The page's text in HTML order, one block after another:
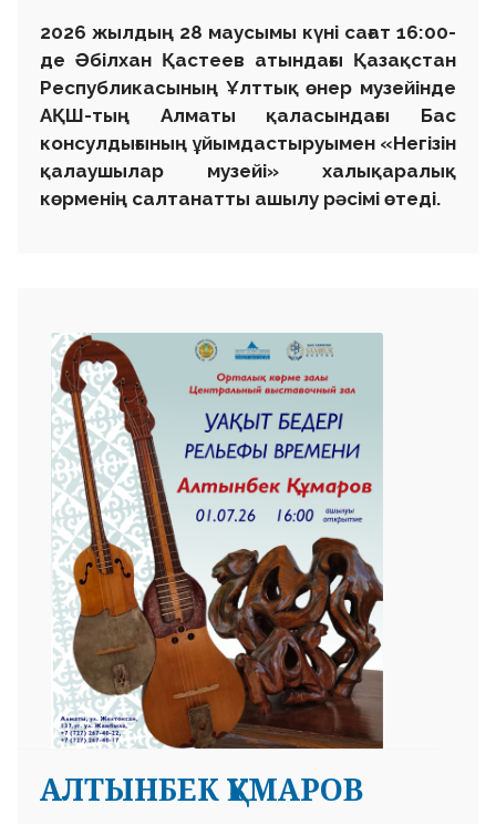
2026 жылдың 28 маусымы күні сағат 16:00-
де Әбілхан Қастеев атындағы Қазақстан
Республикасының Ұлттық өнер музейінде
АҚШ-тың Алматы қаласындағы Бас
консулдығының ұйымдастыруымен «Негізін
қалаушылар музейі» халықаралық
көрменің салтанатты ашылу рәсімі өтеді.
АЛТЫНБЕК ҚҰМАРОВ